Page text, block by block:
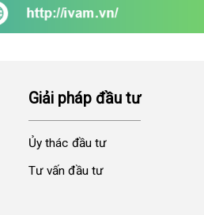
Giải pháp đầu tư
Ủy thác đầu tư
Tư vấn đầu tư